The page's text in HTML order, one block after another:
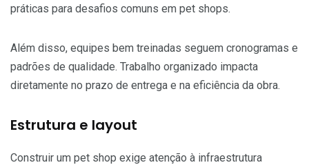
práticas para desafios comuns em pet shops.
Além disso, equipes bem treinadas seguem cronogramas e
padrões de qualidade. Trabalho organizado impacta
diretamente no prazo de entrega e na eficiência da obra.
Estrutura e layout
Construir um pet shop exige atenção à infraestrutura